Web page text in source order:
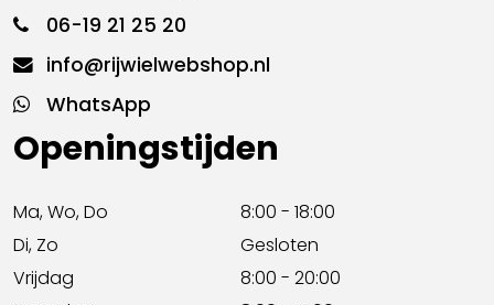
06-19 21 25 20
info@rijwielwebshop.nl
WhatsApp
Openingstijden
Ma, Wo, Do
8:00 - 18:00
Di, Zo
Gesloten
Vrijdag
8:00 - 20:00